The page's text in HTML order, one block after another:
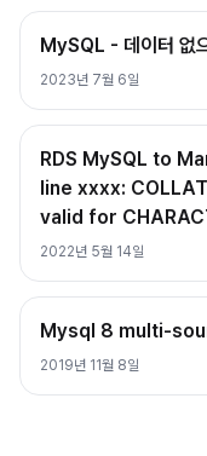
MySQL - 데이터 없
2023년 7월 6일
RDS MySQL to
line xxxx:
valid for
2022년 5월 14일
Mysql 8 multi-
2019년 11월 8일